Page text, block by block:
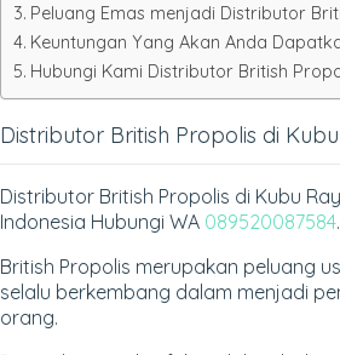
Peluang Emas menjadi Distributor
Keuntungan Yang Akan Anda
Hubungi Kami Distributor British
Distributor British Propolis di
Distributor British Propolis di Kubu
Indonesia Hubungi WA 089520087584
British Propolis merupakan peluang
selalu berkembang dalam menjadi
orang.